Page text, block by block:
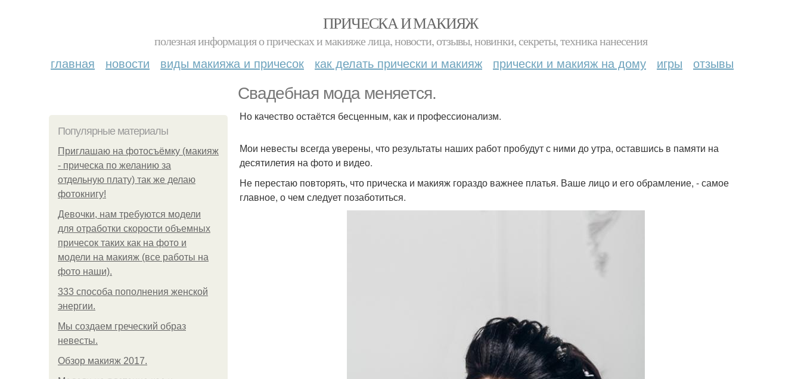
ПРИЧЕСКА И МАКИЯЖ
полезная информация о прическах и макияже лица, новости, отзывы, новинки, секреты, техника нанесения
главная новости виды макияжа и причесок как делать прически и макияж прически и макияж на дому игры отзывы
Свадебная мода меняется.
Популярные материалы
Приглашаю на фотосъёмку (макияж
- прическа по желанию за
отдельную плату) так же делаю
фотокнигу!
Девочки, нам требуются модели
для отработки скорости объемных
причесок таких как на фото и
модели на макияж (все работы на
фото наши).
333 способа пополнения женской
энергии.
Мы создаем греческий образ
невесты.
Обзор макияж 2017.
Но качество остаётся бесценным, как и профессионализм.
Мои невесты всегда уверены, что результаты наших работ пробудут с ними до утра, оставшись в памяти на
десятилетия на фото и видео.
Не перестаю повторять, что прическа и макияж гораздо важнее платья. Ваше лицо и его обрамление, - самое
главное, о чем следует позаботиться.